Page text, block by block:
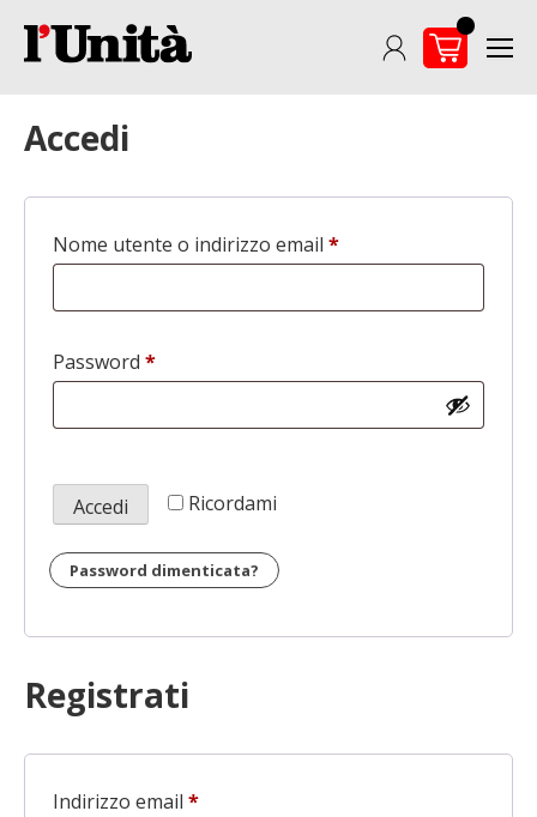
content
Accedi
Nome utente o indirizzo email *Richiesto
Password *Richiesto
Ricordami
Accedi
Password dimenticata?
Registrati
Indirizzo email *Richiesto